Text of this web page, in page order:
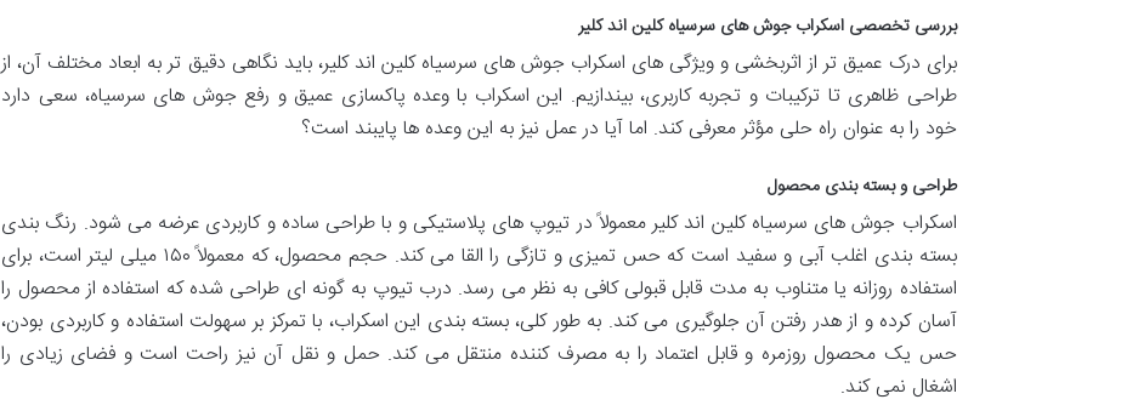
بررسی تخصصی اسکراب جوش های سرسیاه کلین اند کلیر
برای درک عمیق تر از اثربخشی و ویژگی های اسکراب جوش های سرسیاه کلین اند کلیر، باید نگاهی دقیق تر به ابعاد مختلف آن، از
طراحی ظاهری تا ترکیبات و تجربه کاربری، بیندازیم. این اسکراب با وعده پاکسازی عمیق و رفع جوش های سرسیاه، سعی دارد
خود را به عنوان راه حلی مؤثر معرفی کند. اما آیا در عمل نیز به این وعده ها پایبند است؟
طراحی و بسته بندی محصول
اسکراب جوش های سرسیاه کلین اند کلیر معمولاً در تیوپ های پلاستیکی و با طراحی ساده و کاربردی عرضه می شود. رنگ بندی
بسته بندی اغلب آبی و سفید است که حس تمیزی و تازگی را القا می کند. حجم محصول، که معمولاً ۱۵۰ میلی لیتر است، برای
استفاده روزانه یا متناوب به مدت قابل قبولی کافی به نظر می رسد. درب تیوپ به گونه ای طراحی شده که استفاده از محصول را
آسان کرده و از هدر رفتن آن جلوگیری می کند. به طور کلی، بسته بندی این اسکراب، با تمرکز بر سهولت استفاده و کاربردی بودن،
حس یک محصول روزمره و قابل اعتماد را به مصرف کننده منتقل می کند. حمل و نقل آن نیز راحت است و فضای زیادی را
اشغال نمی کند.